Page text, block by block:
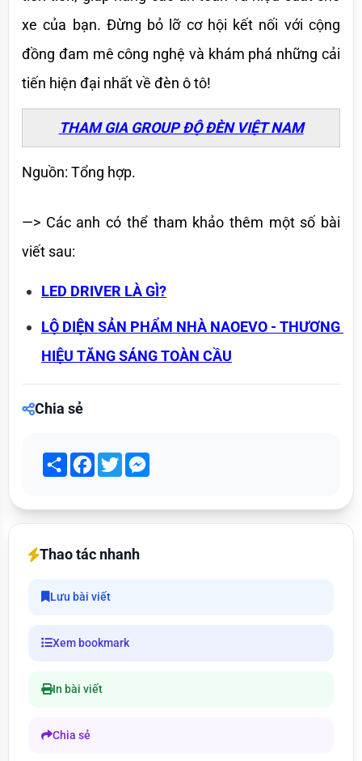
xe của bạn. Đừng bỏ lỡ cơ hội kết nối với cộng
đồng đam mê công nghệ và khám phá những cải
tiến hiện đại nhất về đèn ô tô!
THAM GIA GROUP ĐỘ ĐÈN VIỆT NAM
Nguồn: Tổng hợp.
—> Các anh có thể tham khảo thêm một số bài
viết sau:
LED DRIVER LÀ GÌ?
LỘ DIỆN SẢN PHẨM NHÀ NAOEVO - THƯƠNG
HIỆU TĂNG SÁNG TOÀN CẦU
Chia sẻ
Share Facebook
Twitter
Thao tác nhanh
Lưu bài viết
Xem bookmark
In bài viết
Chia sẻ